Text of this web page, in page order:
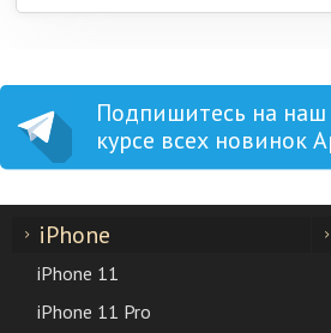
Подпишитесь на наш
курсе всех новинок
iPhone
iPhone 11
iPhone 11 Pro